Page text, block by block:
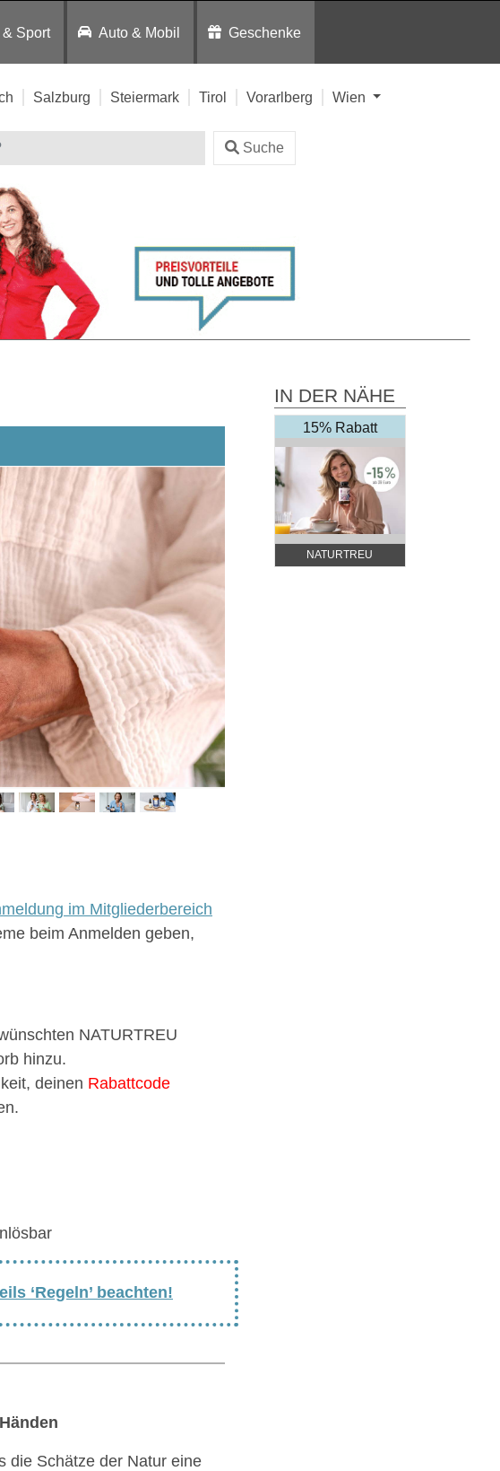
Sport Auto & Mobil Geschenke
Salzburg Steiermark Tirol Vorarlberg Wien
Suche
im Mitgliederbereich
beim Anmelden geben,
NATURTREU
hinzu.
deinen Rabattcode
‘Regeln’ beachten!
die Schätze der Natur eine
IN DER NÄHE
15% Rabatt
NATURTREU